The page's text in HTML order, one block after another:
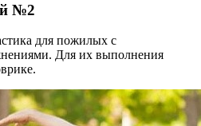
№2
для пожилых с
Для их выполнения